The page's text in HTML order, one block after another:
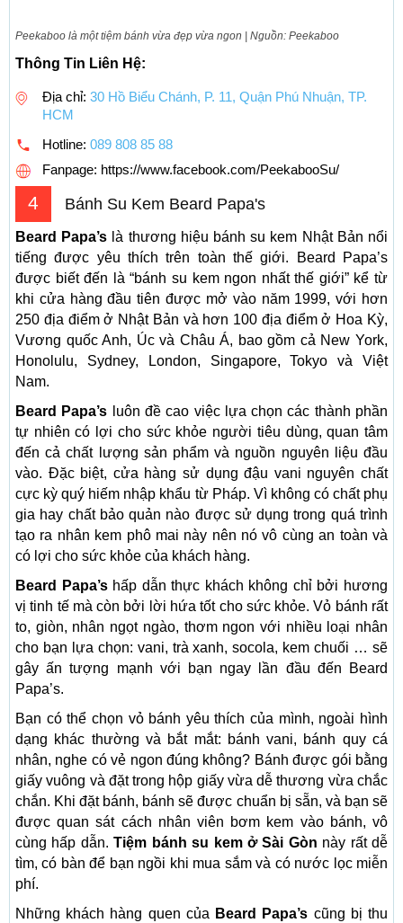
Peekaboo là một tiệm bánh vừa đẹp vừa ngon | Nguồn: Peekaboo
Thông Tin Liên Hệ:
Địa chỉ: 30 Hồ Biểu Chánh, P. 11, Quận Phú Nhuận, TP.
HCM
Hotline: 089 808 85 88
Fanpage: https://www.facebook.com/PeekabooSu/
4 Bánh Su Kem Beard Papa's
Beard Papa’s là thương hiệu bánh su kem Nhật Bản nổi
tiếng được yêu thích trên toàn thế giới. Beard Papa’s
được biết đến là “bánh su kem ngon nhất thế giới” kể từ
khi cửa hàng đầu tiên được mở vào năm 1999, với hơn
250 địa điểm ở Nhật Bản và hơn 100 địa điểm ở Hoa Kỳ,
Vương quốc Anh, Úc và Châu Á, bao gồm cả New York,
Honolulu, Sydney, London, Singapore, Tokyo và Việt
Nam.
Beard Papa’s luôn đề cao việc lựa chọn các thành phần
tự nhiên có lợi cho sức khỏe người tiêu dùng, quan tâm
đến cả chất lượng sản phẩm và nguồn nguyên liệu đầu
vào. Đặc biệt, cửa hàng sử dụng đậu vani nguyên chất
cực kỳ quý hiếm nhập khẩu từ Pháp. Vì không có chất phụ
gia hay chất bảo quản nào được sử dụng trong quá trình
tạo ra nhân kem phô mai này nên nó vô cùng an toàn và
có lợi cho sức khỏe của khách hàng.
Beard Papa’shấp dẫn thực khách không chỉ bởi hương
vị tinh tế mà còn bởi lời hứa tốt cho sức khỏe. Vỏ bánh rất
to, giòn, nhân ngọt ngào, thơm ngon với nhiều loại nhân
cho bạn lựa chọn: vani, trà xanh, socola, kem chuối … sẽ
gây ấn tượng mạnh với bạn ngay lần đầu đến Beard
Papa’s.
Bạn có thể chọn vỏ bánh yêu thích của mình, ngoài hình
dạng khác thường và bắt mắt: bánh vani, bánh quy cá
nhân, nghe có vẻ ngon đúng không? Bánh được gói bằng
giấy vuông và đặt trong hộp giấy vừa dễ thương vừa chắc
chắn. Khi đặt bánh, bánh sẽ được chuẩn bị sẵn, và bạn sẽ
được quan sát cách nhân viên bơm kem vào bánh, vô
cùng hấp dẫn.Tiệm bánh su kem ở Sài Gòn này rất dễ
tìm, có bàn để bạn ngồi khi mua sắm và có nước lọc miễn
phí.
Những khách hàng quen của Beard Papa’s cũng bị thu